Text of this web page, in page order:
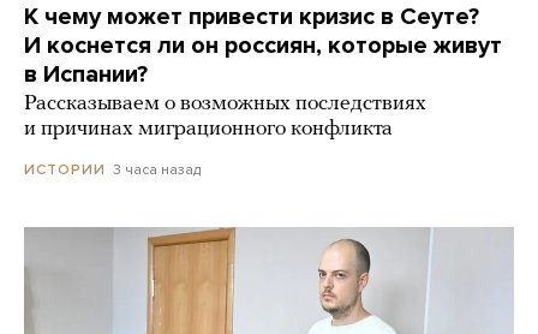
К чему может привести кризис в Сеуте?
И коснется ли он россиян, которые живут
в Испании?
Рассказываем о возможных последствиях
и причинах миграционного конфликта
ИСТОРИИ 3 часа назад